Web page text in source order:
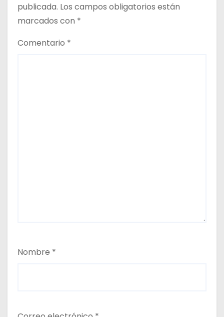
publicada. Los campos obligatorios están
marcados con *
Comentario *
Nombre *